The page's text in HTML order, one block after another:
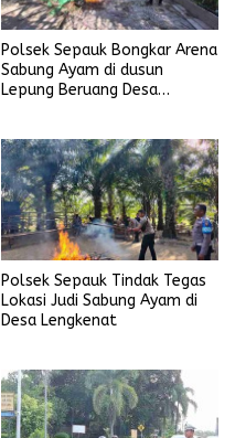
Polsek Sepauk Bongkar Arena
Sabung Ayam di dusun
Lepung Beruang Desa
Polsek Sepauk Tindak Tegas
Lokasi Judi Sabung Ayam di
Desa Lengkenat